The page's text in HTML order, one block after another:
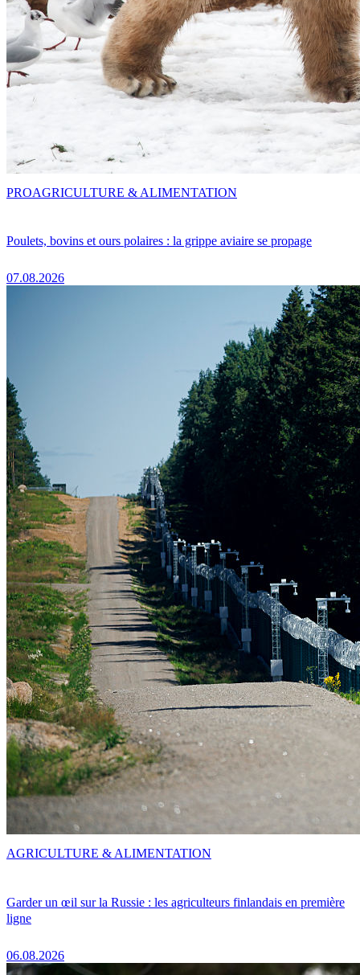
Poulets, bovins et ours polaires : la grippe aviaire se propage
07.08.2026
PROAGRICULTURE & ALIMENTATION
Garder un œil sur la Russie : les agriculteurs finlandais en première
ligne
06.08.2026
AGRICULTURE & ALIMENTATION